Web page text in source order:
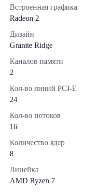
Встроенная графика
Radeon 2
Дизайн
Granite Ridge
Каналов памяти
2
Кол-во линий PCI-E
24
Кол-во потоков
16
Количество ядер
8
Линейка
AMD Ryzen 7